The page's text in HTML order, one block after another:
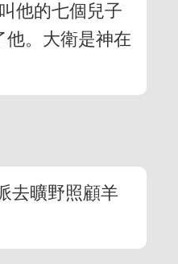
他的七個兒子
他。大衛是神在
去曠野照顧羊